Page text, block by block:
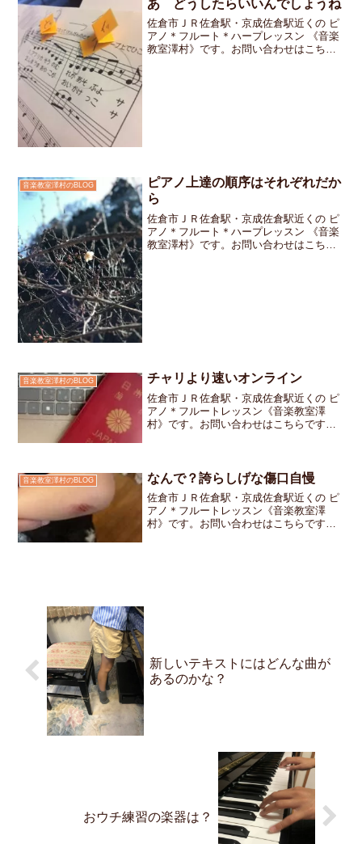
あ どうしたらいいんでしょうね
佐倉市ＪＲ佐倉駅・京成佐倉駅近くの ピ
アノ＊フルート＊ハープレッスン 《音楽
教室澤村》です。お問い合わせはこちら
音楽教室澤村のBLOG
ピアノ上達の順序はそれぞれだか
ら
佐倉市ＪＲ佐倉駅・京成佐倉駅近くの ピ
アノ＊フルート＊ハープレッスン 《音楽
教室澤村》です。お問い合わせはこちら
音楽教室澤村のBLOG チャリより速いオンライン
佐倉市ＪＲ佐倉駅・京成佐倉駅近くの ピ
アノ＊フルートレッスン《音楽教室澤
村》です。お問い合わせはこちらですパ
距離行こうと思えばすぐ...
音楽教室澤村のBLOG なんで？誇らしげな傷口自慢
佐倉市ＪＲ佐倉駅・京成佐倉駅近くの ピ
アノ＊フルートレッスン《音楽教室澤
村》です。お問い合わせはこちらです連
新しいテキストにはどんな曲が
あるのかな？
おウチ練習の楽器は？